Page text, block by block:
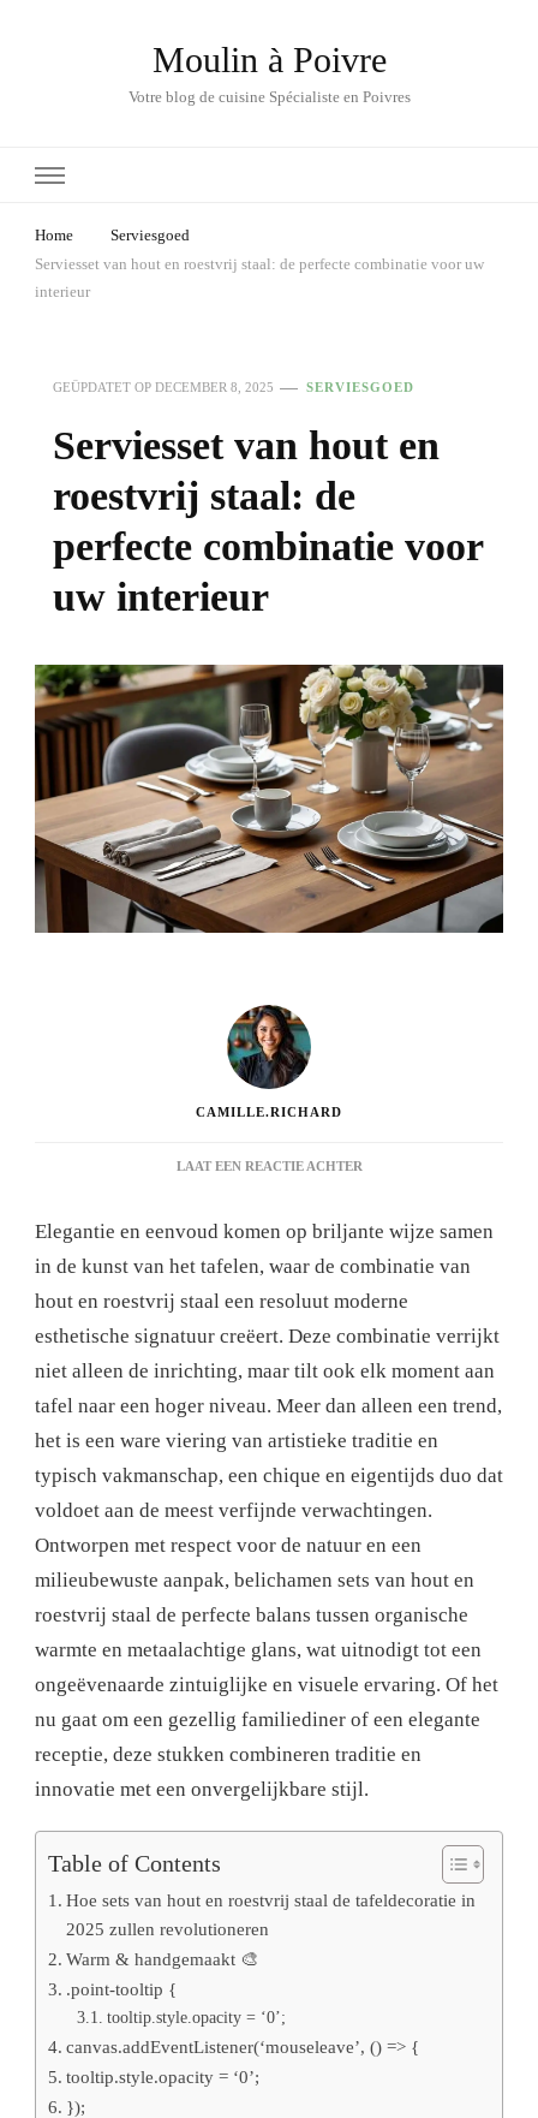
Moulin à Poivre
Votre blog de cuisine Spécialiste en Poivres
Home
Serviesgoed
Serviesset van hout en roestvrij staal: de perfecte combinatie voor uw
interieur
GEÜPDATET OP DECEMBER 8, 2025 SERVIESGOED
Serviesset van hout en
roestvrij staal: de
perfecte combinatie voor
uw interieur
CAMILLE.RICHARD
LAAT EEN REACTIE ACHTEROP
HOUT
EN
STAAL:
PERFECTE
COMBINATIE
UW
INTERIEUR
Elegantie en eenvoud komen op briljante wijze samen
in de kunst van het tafelen, waar de combinatie van
hout en roestvrij staal een resoluut moderne
esthetische signatuur creëert. Deze combinatie verrijkt
niet alleen de inrichting, maar tilt ook elk moment aan
tafel naar een hoger niveau. Meer dan alleen een trend,
het is een ware viering van artistieke traditie en
typisch vakmanschap, een chique en eigentijds duo dat
voldoet aan de meest verfijnde verwachtingen.
Ontworpen met respect voor de natuur en een
milieubewuste aanpak, belichamen sets van hout en
roestvrij staal de perfecte balans tussen organische
warmte en metaalachtige glans, wat uitnodigt tot een
ongeëvenaarde zintuiglijke en visuele ervaring. Of het
nu gaat om een ​​gezellig familiediner of een elegante
receptie, deze stukken combineren traditie en
innovatie met een onvergelijkbare stijl.
Table of Contents
Hoe sets van hout en roestvrij staal de tafeldecoratie in
2025 zullen revolutioneren
Warm & handgemaakt 🎨
.point-tooltip {
tooltip.style.opacity = ‘0’;
canvas.addEventListener(‘mouseleave’, () => {
tooltip.style.opacity = ‘0’;
});